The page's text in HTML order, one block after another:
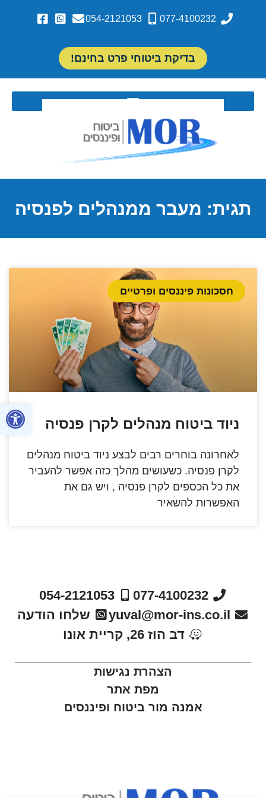
פתח
077-4100232
054-2121053
בדיקת ביטוחי פרט בחינם!
תגית: מעבר ממנהלים לפנסיה
חסכונות פיננסים ופרטיים
ניוד ביטוח מנהלים לקרן פנסיה
לאחרונה בוחרים רבים לבצע ניוד ביטוח מנהלים
לקרן פנסיה. כשעושים מהלך כזה אפשר להעביר
את כל הכספים לקרן פנסיה , ויש גם את
האפשרות להשאיר
077-4100232
054-2121053
yuval@mor-ins.co.il
שלחו הודעה
דב הוז 26, קריית אונו
הצהרת נגישות
מפת אתר
אמנה מור ביטוח ופיננסים